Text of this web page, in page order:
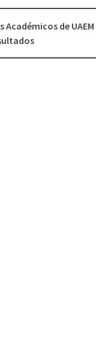
de UAEM